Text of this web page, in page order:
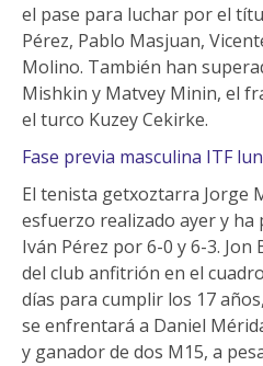
el pase para luchar por el
Pérez, Pablo Masjuan,
Molino. También han
Mishkin y Matvey Minin, el
el turco Kuzey Cekirke.
Fase previa masculina ITF
El tenista getxoztarra Jorge
esfuerzo realizado ayer y
Iván Pérez por 6-0 y 6-3.
del club anfitrión en el
días para cumplir los 17
se enfrentará a Daniel
y ganador de dos M15, a